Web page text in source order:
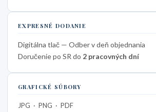
EXPRESNÉ DODANIE
Digitálna tlač — Odber v deň objednania
Doručenie po SR do 2 pracovných dní
GRAFICKÉ SÚBORY
JPG · PNG · PDF